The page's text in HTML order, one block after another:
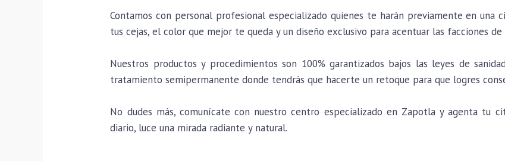
Contamos con personal profesional especializado quienes te harán previamente en una
tus cejas, el color que mejor te queda y un diseño exclusivo para acentuar las facciones
Nuestros productos y procedimientos son 100% garantizados bajos las leyes de
tratamiento semipermanente donde tendrás que hacerte un retoque para que logres
No dudes más, comunícate con nuestro centro especializado en Zapotla y agenta tu
diario, luce una mirada radiante y natural.